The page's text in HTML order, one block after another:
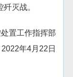
灭战。
置工作指挥部
2022年4月22日